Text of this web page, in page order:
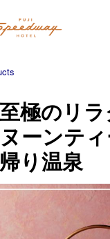
至極のリ
ーンテ
り温泉